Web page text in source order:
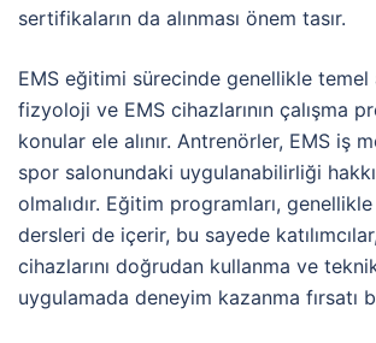
sertifikaların da alınması önem tasır.
EMS eğitimi sürecinde genellikle temel
fizyoloji ve EMS cihazlarının çalışma
konular ele alınır. Antrenörler, EMS iş
spor salonundaki uygulanabilirliği
olmalıdır. Eğitim programları,
dersleri de içerir, bu sayede
cihazlarını doğrudan kullanma ve
uygulamada deneyim kazanma fırsatı